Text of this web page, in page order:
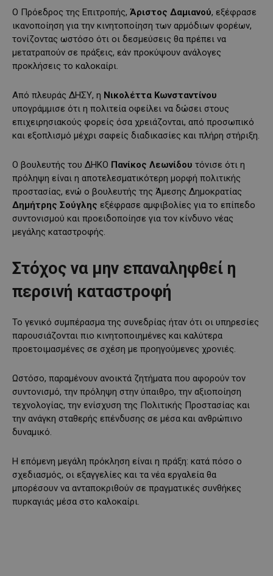
Ο Πρόεδρος της Επιτροπής, Άριστος Δαμιανού, εξέφρασε
ικανοποίηση για την κινητοποίηση των αρμόδιων φορέων,
τονίζοντας ωστόσο ότι οι δεσμεύσεις θα πρέπει να
μετατραπούν σε πράξεις, εάν προκύψουν ανάλογες
προκλήσεις το καλοκαίρι.
Από πλευράς ΔΗΣΥ, η Νικολέττα Κωνσταντίνου
υπογράμμισε ότι η πολιτεία οφείλει να δώσει στους
επιχειρησιακούς φορείς όσα χρειάζονται, από προσωπικό
και εξοπλισμό μέχρι σαφείς διαδικασίες και πλήρη στήριξη.
Ο βουλευτής του ΔΗΚΟ Πανίκος Λεωνίδου τόνισε ότι η
πρόληψη είναι η αποτελεσματικότερη μορφή πολιτικής
προστασίας, ενώ ο βουλευτής της Άμεσης Δημοκρατίας
Δημήτρης Σούγλης εξέφρασε αμφιβολίες για το επίπεδο
συντονισμού και προειδοποίησε για τον κίνδυνο νέας
μεγάλης καταστροφής.
Στόχος να μην επαναληφθεί η
περσινή καταστροφή
Το γενικό συμπέρασμα της συνεδρίας ήταν ότι οι υπηρεσίες
παρουσιάζονται πιο κινητοποιημένες και καλύτερα
προετοιμασμένες σε σχέση με προηγούμενες χρονιές.
Ωστόσο, παραμένουν ανοικτά ζητήματα που αφορούν τον
συντονισμό, την πρόληψη στην ύπαιθρο, την αξιοποίηση
τεχνολογίας, την ενίσχυση της Πολιτικής Προστασίας και
την ανάγκη σταθερής επένδυσης σε μέσα και ανθρώπινο
δυναμικό.
Η επόμενη μεγάλη πρόκληση είναι η πράξη: κατά πόσο ο
σχεδιασμός, οι εξαγγελίες και τα νέα εργαλεία θα
μπορέσουν να ανταποκριθούν σε πραγματικές συνθήκες
πυρκαγιάς μέσα στο καλοκαίρι.